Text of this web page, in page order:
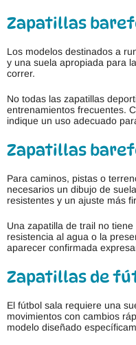
Zapatillas
Los modelos destinados a
y una suela apropiada para
correr.
No todas las zapatillas
entrenamientos frecuentes.
indique un uso adecuado
Zapatillas
Para caminos, pistas o
necesarios un dibujo de
resistentes y un ajuste más
Una zapatilla de trail no
resistencia al agua o la
aparecer confirmada
Zapatillas de
El fútbol sala requiere una
movimientos con cambios
modelo diseñado